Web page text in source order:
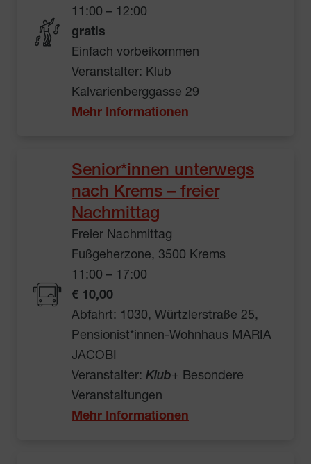
11:00 – 12:00
gratis
Einfach vorbeikommen
Veranstalter: Klub
Kalvarienberggasse 29
Mehr Informationen
Senior*innen unterwegs
nach Krems – freier
Nachmittag
Freier Nachmittag
Fußgeherzone, 3500 Krems
11:00 – 17:00
€ 10,00
Abfahrt: 1030, Würtzlerstraße 25,
Pensionist*innen-Wohnhaus MARIA
JACOBI
Veranstalter: Klub+ Besondere
Veranstaltungen
Mehr Informationen